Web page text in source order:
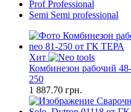
Prof Professional
Semi Semi professional
Хит
Комбинезон рабочий
250
1 887.70 грн.